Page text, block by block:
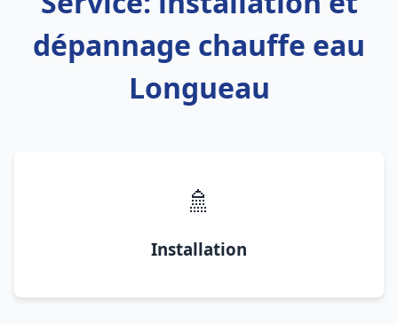
dépannage chauffe eau
Longueau
🚿
Installation